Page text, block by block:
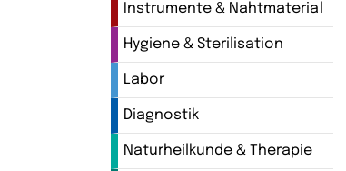
Instrumente & Nahtmaterial
Hygiene & Sterilisation
Labor
Diagnostik
Naturheilkunde & Therapie